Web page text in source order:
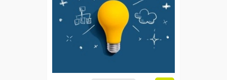
Para trabajadores y
autónomos de Madrid.
Para todos los sectores.